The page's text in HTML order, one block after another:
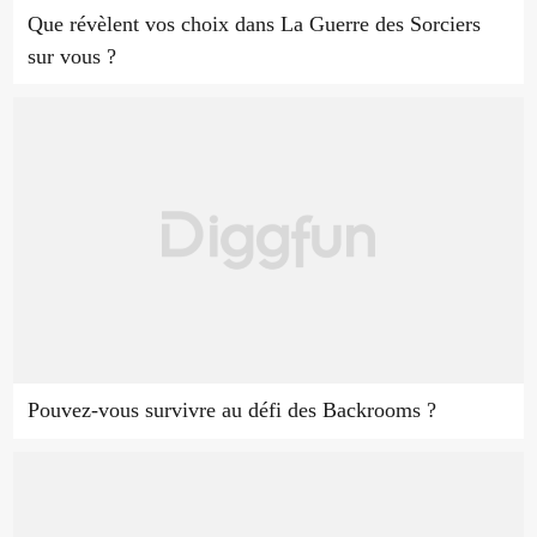
Que révèlent vos choix dans La Guerre des Sorciers
sur vous ?
Pouvez-vous survivre au défi des Backrooms ?